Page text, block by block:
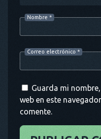
Nombre *
Correo electrónico *
Guarda mi
web en este
comente.